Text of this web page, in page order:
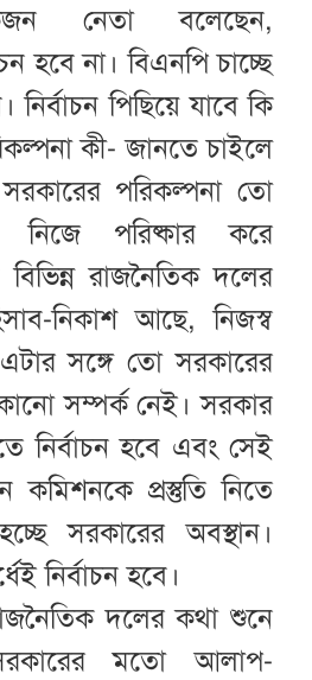
নেতা বলেছেন,
হবে না। বিএনপি চাচ্ছে
নির্বাচন পিছিয়ে যাবে কি
কী- জানতে চাইলে
পরিকল্পনা তো
নিজে পরিষ্কার করে
রাজনৈতিক দলের
নিকাশ আছে, নিজস্ব
সঙ্গে তো সরকারের
সম্পর্ক নেই। সরকার
নির্বাচন হবে এবং সেই
কমিশনকে প্রস্তুতি নিতে
সরকারের অবস্থান।
নির্বাচন হবে।
দলের কথা শুনে
মতো আলাপ-